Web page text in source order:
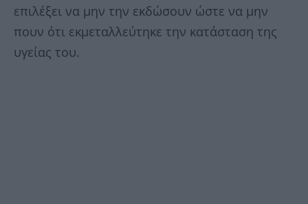
επιλέξει να μην την εκδώσουν ώστε να μην
πουν ότι εκμεταλλεύτηκε την κατάσταση της
υγείας του.